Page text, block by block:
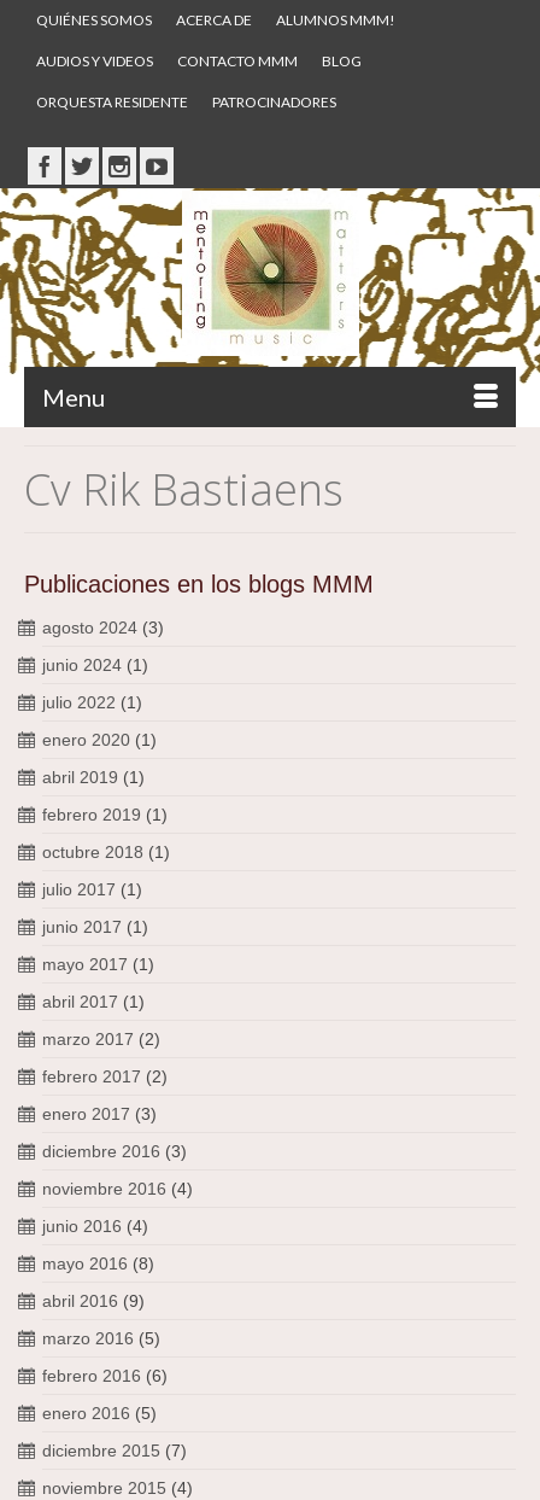
QUIÉNES SOMOS ACERCA DE ALUMNOS MMM!
AUDIOS Y VIDEOS CONTACTO MMM BLOG
ORQUESTA RESIDENTE PATROCINADORES
Menu
Cv Rik Bastiaens
Publicaciones en los blogs MMM
agosto 2024 (3)
junio 2024 (1)
julio 2022 (1)
enero 2020 (1)
abril 2019 (1)
febrero 2019 (1)
octubre 2018 (1)
julio 2017 (1)
junio 2017 (1)
mayo 2017 (1)
abril 2017 (1)
marzo 2017 (2)
febrero 2017 (2)
enero 2017 (3)
diciembre 2016 (3)
noviembre 2016 (4)
junio 2016 (4)
mayo 2016 (8)
abril 2016 (9)
marzo 2016 (5)
febrero 2016 (6)
enero 2016 (5)
diciembre 2015 (7)
noviembre 2015 (4)